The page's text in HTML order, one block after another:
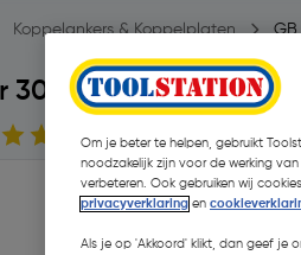
Koppelankers & Koppelplaten GB
300mm
2 opmerking(en) | 10
Om je beter te helpen, gebruikt
noodzakelijk zijn voor de werking
verbeteren. Ook gebruiken wij
privacyverklaring en
Als je op 'Akkoord' klikt, dan geef je